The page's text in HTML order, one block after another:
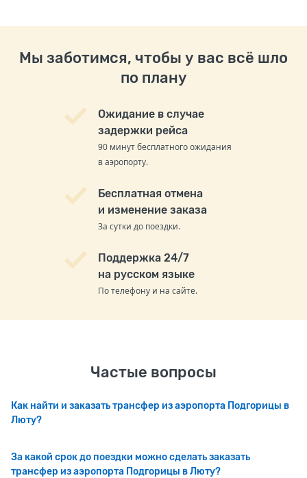
Мы заботимся, чтобы у вас всё шло
по плану
Ожидание в случае
задержки рейса
90 минут бесплатного ожидания
в аэропорту.
Бесплатная отмена
и изменение заказа
За сутки до поездки.
Поддержка 24/7
на русском языке
По телефону и на сайте.
Частые вопросы
Как найти и заказать трансфер из аэропорта Подгорицы в
Люту?
За какой срок до поездки можно сделать заказать
трансфер из аэропорта Подгорицы в Люту?